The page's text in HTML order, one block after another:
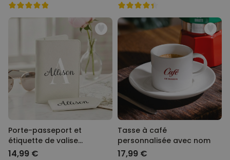
Porte-passeport et
étiquette de valise
personnalisés avec
14,99 €
Tasse à café
personnalisée avec nom
17,99 €